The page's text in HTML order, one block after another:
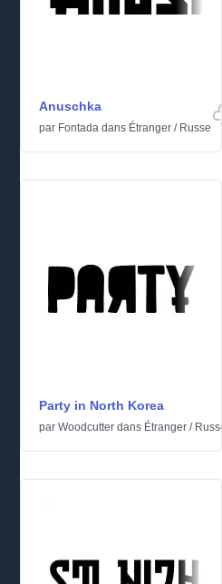
Anuschka
par Fontada dans Étranger / Russe
Party in North Korea
par Woodcutter dans Étranger /